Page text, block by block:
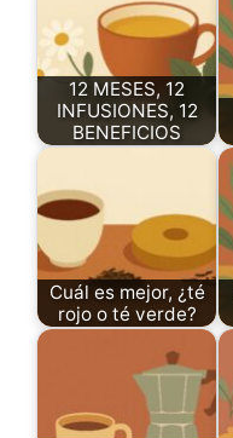
12 MESES, 12
INFUSIONES, 12
BENEFICIOS
Cuál es mejor, ¿té
rojo o té verde?